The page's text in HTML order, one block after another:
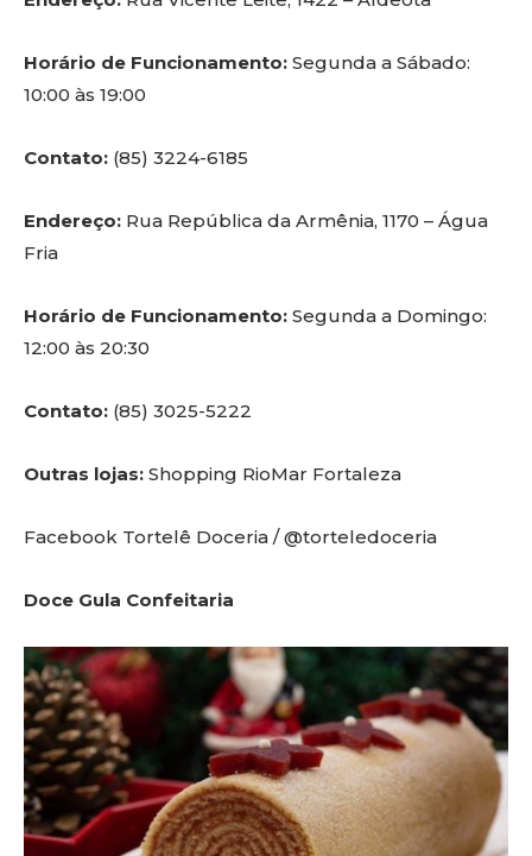
Horário de Funcionamento: Segunda a Sábado:
10:00 às 19:00
Contato: (85) 3224-6185
Endereço: Rua República da Armênia, 1170 – Água
Fria
Horário de Funcionamento: Segunda a Domingo:
12:00 às 20:30
Contato: (85) 3025-5222
Outras lojas: Shopping RioMar Fortaleza
Facebook Tortelê Doceria / @torteledoceria
Doce Gula Confeitaria